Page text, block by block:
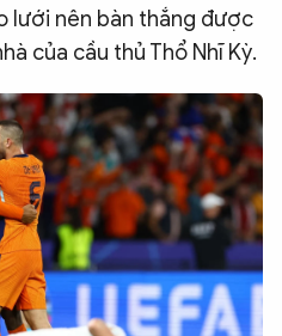
lưới nên bàn thắng được
của cầu thủ Thổ Nhĩ Kỳ.